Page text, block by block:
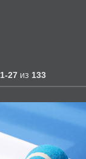
1-27 из 133